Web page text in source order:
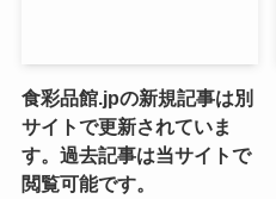
食彩品館.jpの新規記事は別
サイトで更新されていま
す。過去記事は当サイトで
閲覧可能です。